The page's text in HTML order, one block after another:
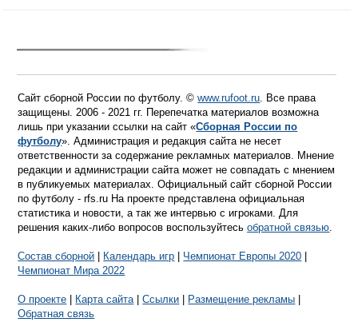
Сайт сборной России по футболу. ©www.rufoot.ru. Все права
защищены. 2006 - 2021 гг. Перепечатка материалов возможна
лишь при указании ссылки на сайт «Сборная России по
футболу». Администрация и редакция сайта не несет
ответственности за содержание рекламных материалов. Мнение
редакции и администрации сайта может не совпадать с мнением
в публикуемых материалах. Официальный сайт сборной России
по футболу - rfs.ru На проекте представлена официальная
статистика и новости, а так же интервью с игроками. Для
решения каких-либо вопросов воспользуйтесьобратной связью.
Состав сборной Календарь игр Чемпионат Европы 2020
Чемпионат Мира 2022
О проекте Карта сайта|Ссылки Размещение рекламы
Обратная связь